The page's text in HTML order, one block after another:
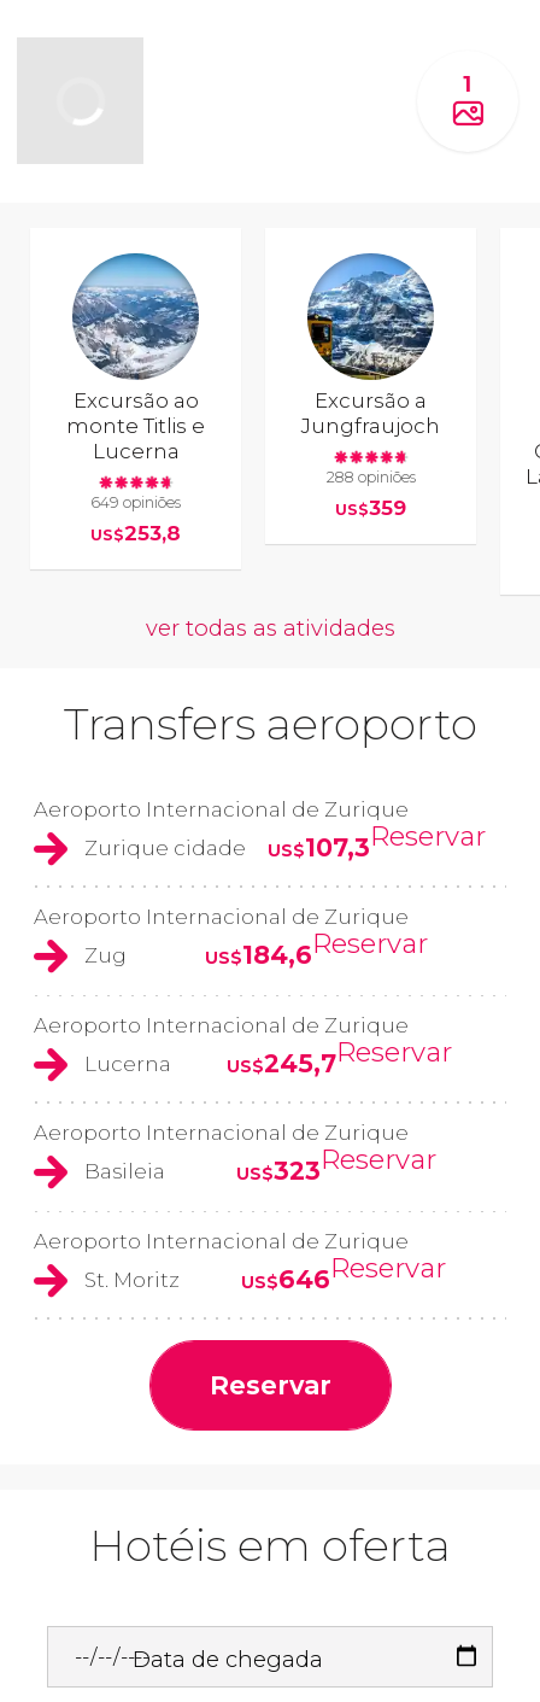
1
Excursão ao
monte Titlis e
Lucerna
649 opiniões
US$253,8
Excursão a
Jungfraujoch
288 opiniões
US$359
ver todas as atividades
Transfers aeroporto
Aeroporto Internacional de Zurique
Zurique cidade
US$107,3Reservar
Aeroporto Internacional de Zurique
Zug
US$184,6Reservar
Aeroporto Internacional de Zurique
Lucerna
US$245,7Reservar
Aeroporto Internacional de Zurique
Basileia
US$323Reservar
Aeroporto Internacional de Zurique
St. Moritz
US$646Reservar
Reservar
Hotéis em oferta
Data de chegada